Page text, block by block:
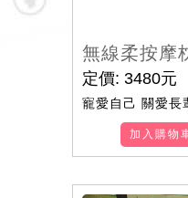
無線柔按摩
定價: 3480元
寵愛自己 關愛長
加入購物